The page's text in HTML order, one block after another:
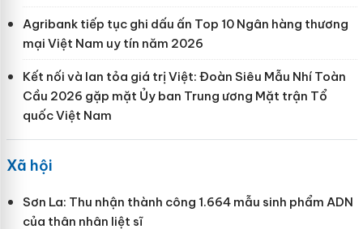
Agribank tiếp tục ghi dấu ấn Top 10 Ngân hàng thương
mại Việt Nam uy tín năm 2026
Kết nối và lan tỏa giá trị Việt: Đoàn Siêu Mẫu Nhí Toàn
Cầu 2026 gặp mặt Ủy ban Trung ương Mặt trận Tổ
quốc Việt Nam
Xã hội
Sơn La: Thu nhận thành công 1.664 mẫu sinh phẩm ADN
của thân nhân liệt sĩ